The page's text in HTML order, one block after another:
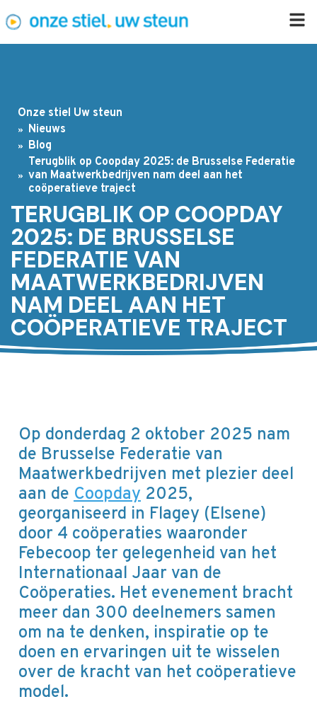
Onze stiel Uw steun
Nieuws
Blog
Terugblik op Coopday 2025: de Brusselse Federatie
van Maatwerkbedrijven nam deel aan het
coöperatieve traject
TERUGBLIK OP COOPDAY
2025: DE BRUSSELSE
FEDERATIE VAN
MAATWERKBEDRIJVEN
NAM DEEL AAN HET
COÖPERATIEVE TRAJECT
Op donderdag 2 oktober 2025 nam
de Brusselse Federatie van
Maatwerkbedrijven met plezier deel
aan de Coopday 2025,
georganiseerd in Flagey (Elsene)
door 4 coöperaties waaronder
Febecoop ter gelegenheid van het
Internationaal Jaar van de
Coöperaties. Het evenement bracht
meer dan 300 deelnemers samen
om na te denken, inspiratie op te
doen en ervaringen uit te wisselen
over de kracht van het coöperatieve
model.